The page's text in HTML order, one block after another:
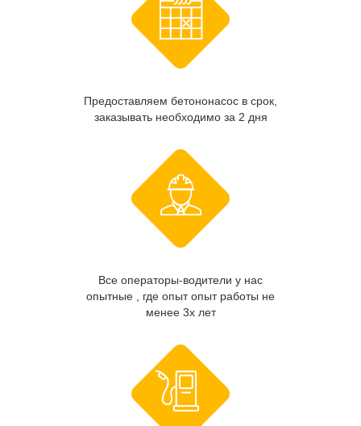
Предоставляем бетононасос в срок,
заказывать необходимо за 2 дня
Все операторы-водители у нас
опытные , где опыт опыт работы не
менее 3х лет